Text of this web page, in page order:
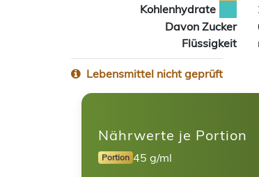
Kohlenhydrate
Davon Zucker
Flüssigkeit
Lebensmittel nicht geprüft
Nährwerte je Portion
Portion 45 g/ml